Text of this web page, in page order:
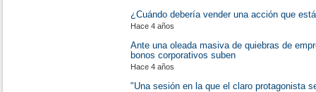
¿Cuándo debería vender una acción que
Hace 4 años
Ante una oleada masiva de quiebras de
bonos corporativos suben
Hace 4 años
"Una sesión en la que el claro protagonista